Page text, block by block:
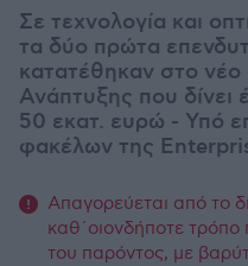
Σε τεχνολογία και
τα δύο πρώτα
κατατέθηκαν στο
Ανάπτυξης που
50 εκατ. ευρώ - Υπό
φακέλων της
Απαγορεύεται από το
καθ΄οιονδήποτε
του παρόντος, με